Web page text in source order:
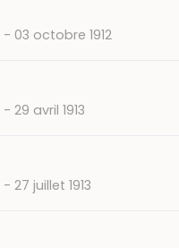
DATE
03 octobre 1912
DATE
29 avril 1913
DATE
27 juillet 1913